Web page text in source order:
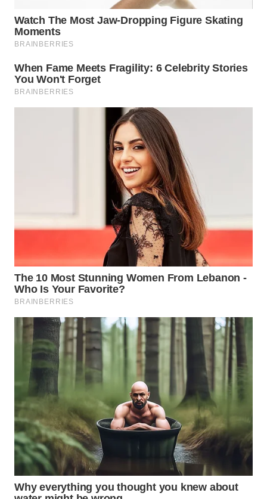
WN
TAPANULI
WN DELI
SERDANG
WN
WN
BEKASI
WN
BOGOR
WN
DEPOK
WN
TAPANULI
UTARA
WN
SAMOSIR